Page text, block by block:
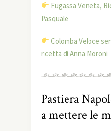
Fugassa Veneta,
Pasquale
Colomba Veloce
ricetta di Anna Moroni
Pastiera
a mettere le